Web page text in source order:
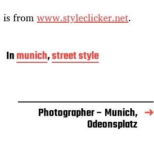
is fromwww.styleclicker.net.
Inmunich,street style
Photographer – Munich,
Odeonsplatz